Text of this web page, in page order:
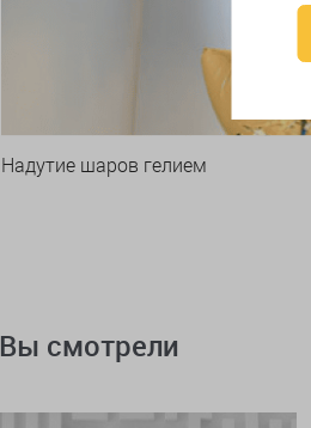
Надутие шаров гелием
Вы смотрели